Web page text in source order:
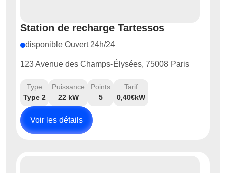
Station de recharge Tartessos
disponible Ouvert 24h/24
123 Avenue des Champs-Élysées, 75008 Paris
Type
Type 2
Puissance
22 kW
Points
5
Tarif
0,40€kW
Voir les détails